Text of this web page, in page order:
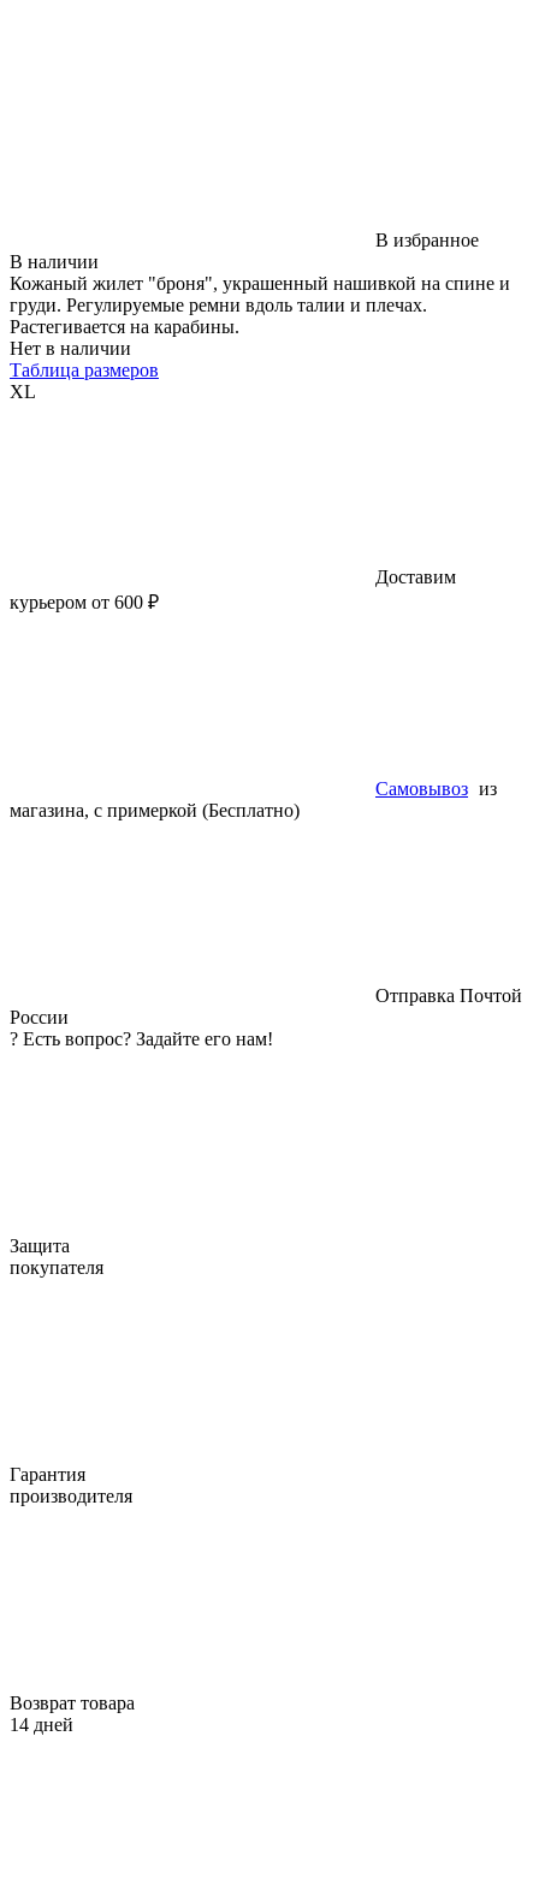
В избранное
В наличии
Кожаный жилет "броня", украшенный нашивкой на спине и
груди. Регулируемые ремни вдоль талии и плечах.
Растегивается на карабины.
Нет в наличии
Таблица размеров
XL
Доставим
курьером от 600 ₽
Самовывоз из
магазина, с примеркой (Бесплатно)
Отправка Почтой
России
? Есть вопрос? Задайте его нам!
Защита
покупателя
Гарантия
производителя
Возврат товара
14 дней